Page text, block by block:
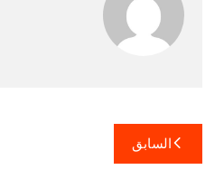
تصفّح
المقالات
السابق